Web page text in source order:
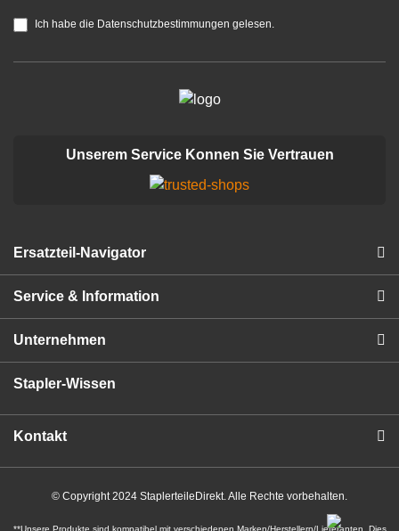
Ich habe die Datenschutzbestimmungen gelesen.
Unserem Service Konnen Sie Vertrauen
Ersatzteil-Navigator
Service & Information
Unternehmen
Stapler-Wissen
Kontakt
© Copyright 2024 StaplerteileDirekt. Alle Rechte vorbehalten.
**Unsere Produkte sind kompatibel mit verschiedenen Marken/Herstellern/Lieferanten. Dies